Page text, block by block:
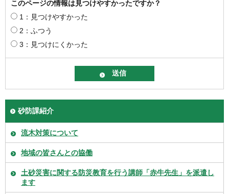
このページの情報は見つけやすかったですか？
1：見つけやすかった
2：ふつう
3：見つけにくかった
砂防課紹介
流木対策について
地域の皆さんとの協働
土砂災害に関する防災教育を行う講師「赤牛先生」を派遣し
ます